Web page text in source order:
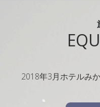
2018年3月ホテルみ